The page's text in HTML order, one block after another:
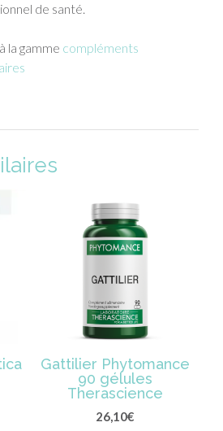
de santé.
la gamme compléments
Gattilier Phytomance
90 gélules
Therascience
26,10€